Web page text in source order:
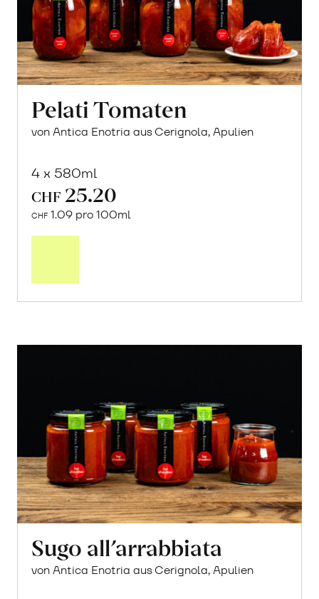
Pelati Tomaten
von Antica Enotria aus Cerignola, Apulien
4 x 580ml
CHF 25.20
CHF 1.09 pro 100ml
Sugo all’arrabbiata
von Antica Enotria aus Cerignola, Apulien